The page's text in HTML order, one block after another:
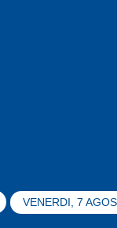
VENERDI, 7